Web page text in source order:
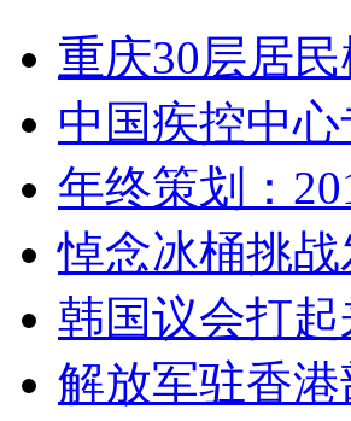
重庆30层居
中国疾控中
年终策划：
悼念冰桶挑
韩国议会打
解放军驻香